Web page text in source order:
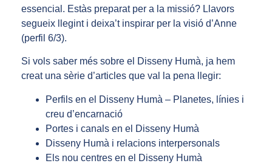
essencial. Estàs preparat per a la missió? Llavors
segueix llegint i deixa’t inspirar per la visió d’Anne
(perfil 6/3).
Si vols saber més sobre el Disseny Humà, ja hem
creat una sèrie d’articles que val la pena llegir:
Perfils en el Disseny Humà – Planetes, línies i
creu d’encarnació
Portes i canals en el Disseny Humà
Disseny Humà i relacions interpersonals
Els nou centres en el Disseny Humà